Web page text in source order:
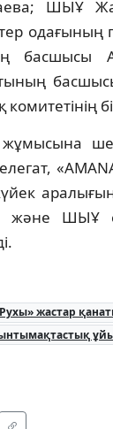
ШЫҰ
басшысы
комитетінің
және ШЫҰ
жастар